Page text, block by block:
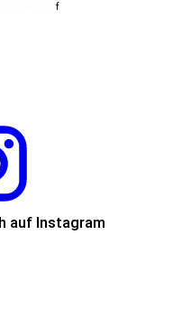
f
auf Instagram